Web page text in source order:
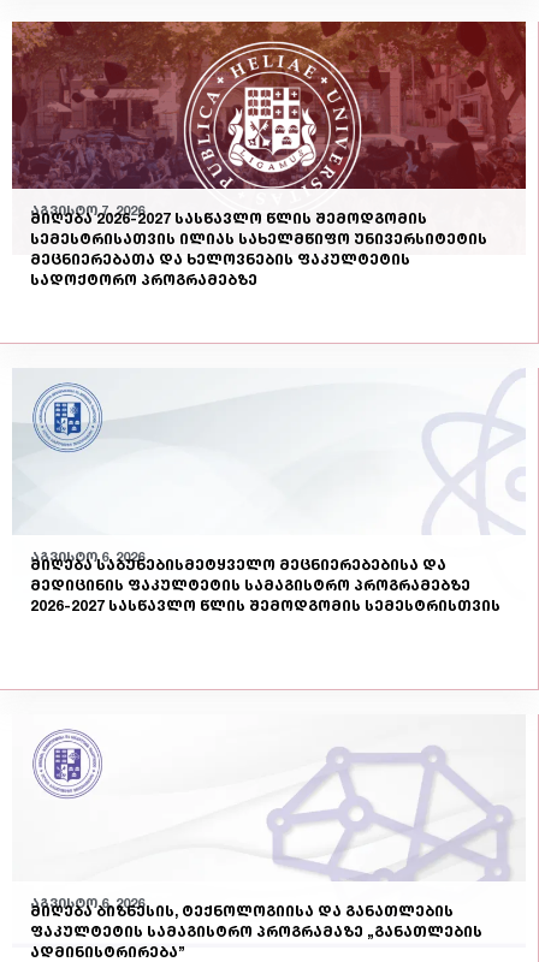
აგვისტო 7, 2026
მიღება 2026-2027 სასწავლო წლის შემოდგომის
სემესტრისათვის ილიას სახელმწიფო უნივერსიტეტის
მეცნიერებათა და ხელოვნების ფაკულტეტის
სადოქტორო პროგრამებზე
აგვისტო 6, 2026
მიღება საბუნებისმეტყველო მეცნიერებებისა და
მედიცინის ფაკულტეტის სამაგისტრო პროგრამებზე
2026-2027 სასწავლო წლის შემოდგომის სემესტრისთვის
აგვისტო 6, 2026
მიღება ბიზნესის, ტექნოლოგიისა და განათლების
ფაკულტეტის სამაგისტრო პროგრამაზე „განათლების
ადმინისტრირება”